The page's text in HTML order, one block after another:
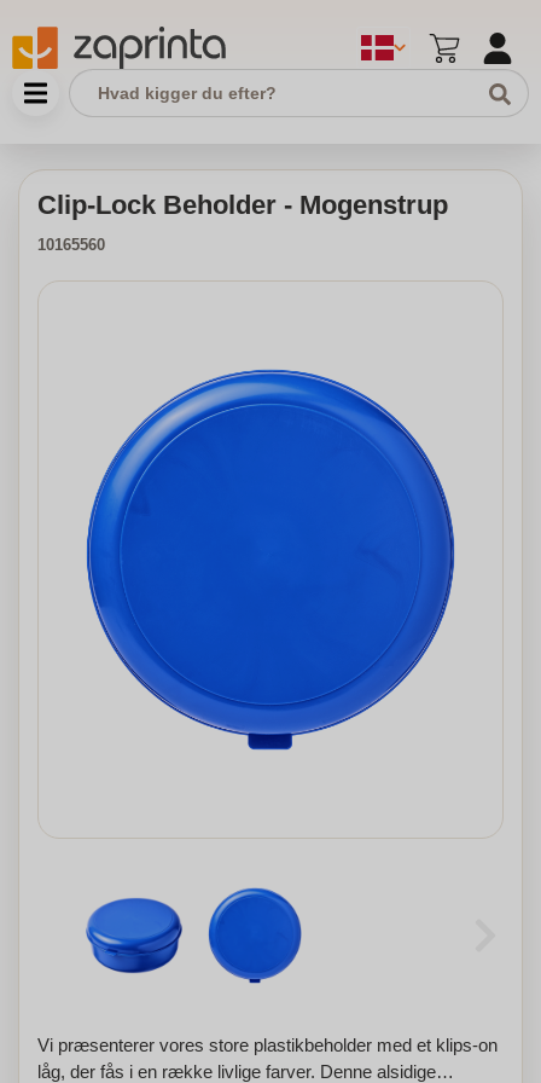
Clip-Lock Beholder - Mogenstrup
10165560
Vi præsenterer vores store plastikbeholder med et klips-on
låg, der fås i en række livlige farver. Denne alsidige